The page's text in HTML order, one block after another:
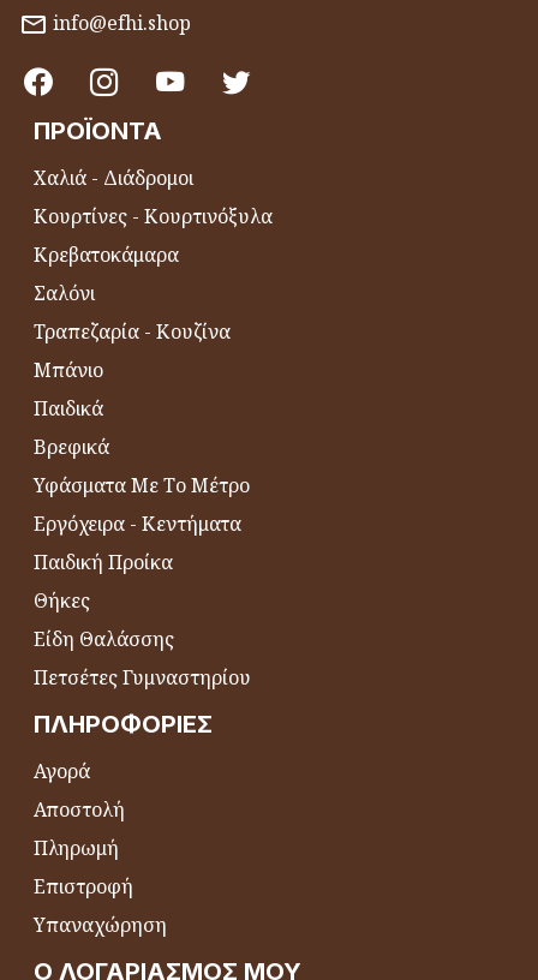
info@efhi.shop
ΠΡΟΪΌΝΤΑ
Χαλιά - Διάδρομοι
Κουρτίνες - Κουρτινόξυλα
Κρεβατοκάμαρα
Σαλόνι
Τραπεζαρία - Κουζίνα
Μπάνιο
Παιδικά
Βρεφικά
Υφάσματα Με Το Μέτρο
Εργόχειρα - Κεντήματα
Παιδική Προίκα
Θήκες
Είδη Θαλάσσης
Πετσέτες Γυμναστηρίου
ΠΛΗΡΟΦΟΡΊΕΣ
Αγορά
Αποστολή
Πληρωμή
Επιστροφή
Υπαναχώρηση
Ο ΛΟΓΑΡΙΑΣΜΌΣ ΜΟΥ